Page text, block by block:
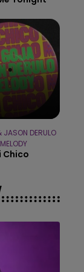
DERULO
Chico